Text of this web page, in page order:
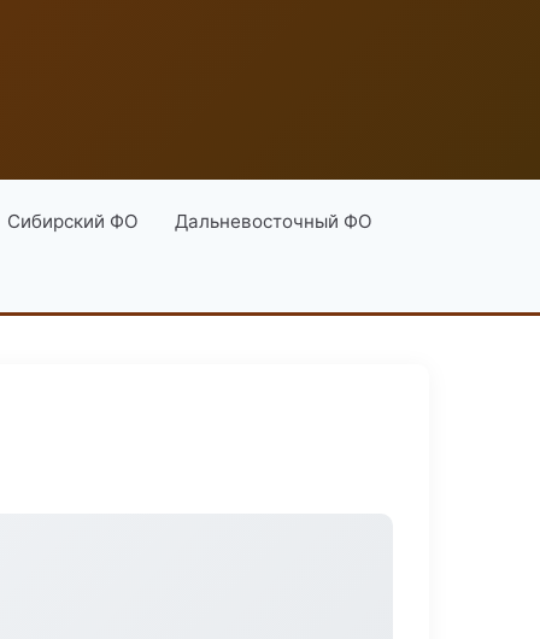
Сибирский ФО Дальневосточный ФО